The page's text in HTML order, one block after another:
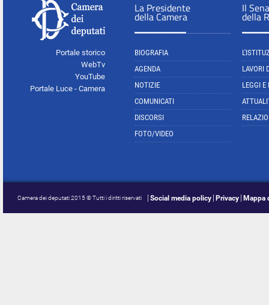
Portale storico
WebTv
YouTube
Portale Luce - Camera
La Presidente
della Camera
BIOGRAFIA
AGENDA
NOTIZIE
COMUNICATI
DISCORSI
FOTO/VIDEO
Il
della
LAVORI
LEGGI E
Camera dei deputati 2015 © Tutti i diritti riservati Social media policy Privacy Mappa